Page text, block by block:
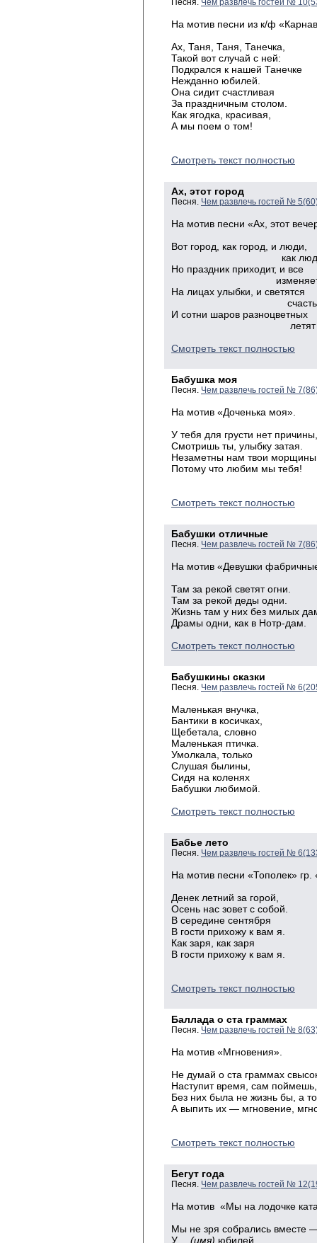
Песня. Чем развлечь гостей №
На мотив песни из к/ф
Ах , Таня, Таня, Танечка,
Такой вот случай с ней:
Подкрался к нашей Танечке
Нежданно юбилей.
Она сидитсчастливая
За праздничным столом.
Как ягодка, красивая,
А мы поем о том!
Смотреть текст полностью
Ах, этот город
Песня. Чем развлечь гостей №
На мотив песни «Ах, этот
Вотгород, как город, и люди
как люди,
Но праздник приходит, и все
изменяется
На лицах улыбки, и светятся
счастьем
И сотни шаров разноцветных
летят в
Смотреть текст полностью
Бабушка моя
Песня. Чем развлечь гостей №
На мотив «Доченька моя».
У тебя для грусти нет причины,
Смотришь ты, улыбку затая.
Незаметны нам твои
Потому что любим мы тебя!
Смотреть текст полностью
Бабушки отличные
Песня. Чем развлечь гостей №
На мотив «Девушки
Там за рекой светят огни.
Там за рекой деды одни.
Жизнь там у них без милых
Драмы одни, как в Нотр-дам.
Смотреть текст полностью
Бабушкины сказки
Песня. Чем развлечь гостей №
Маленькая внучка,
Бантики в косичках,
Щебетала, словно
Маленькая птичка.
Умолкала, только
Слушая былины,
Сидя на коленях
Бабушки любимой.
Смотреть текст полностью
Бабье лето
Песня. Чем развлечь гостей №
На мотив песни «Тополек» гр.
Денек летний за горой,
Осень нас зовет с собой.
В середине сентября
В гости прихожу к вам я.
Как заря, как заря
В гости прихожу к вам я.
Смотреть текст полностью
Баллада о ста граммах
Песня. Чем развлечь гостей №
На мотив «Мгновения».
Не думай о ста граммах
Наступитвремя, сам поймешь,
Без них была не жизнь бы, а
А выпить их — мгновение,
Смотреть текст полностью
Бегут года
Песня. Чем развлечь гостей №
На мотив «Мы на лодочке
Мы не зря собрались вместе
У… (имя) юбилей.